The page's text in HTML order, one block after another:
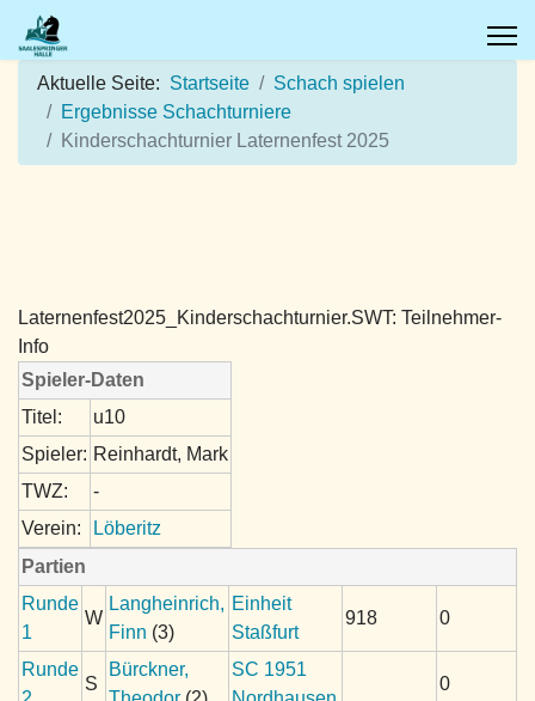
Aktuelle Seite: Startseite
Schach spielen
Ergebnisse Schachturniere
Kinderschachturnier Laternenfest 2025
Laternenfest2025_Kinderschachturnier.SWT: Teilnehmer-
Info
Spieler-Daten
Titel:
u10
Spieler: Reinhardt, Mark
TWZ:
-
Verein:
Löberitz
Partien
Runde
1
W
Langheinrich,
Finn (3)
Einheit
Staßfurt
918 0
Runde
S
Bürckner,
SC 1951
0